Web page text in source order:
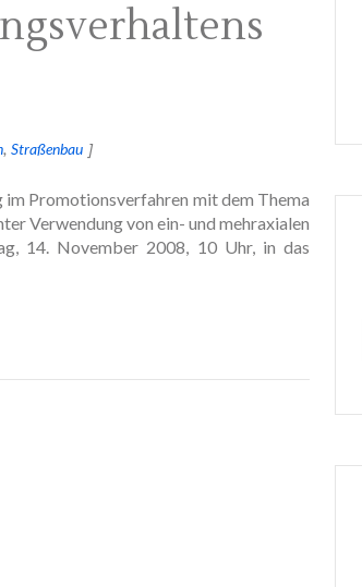
Straßenbau
Promotionsverfahren mit dem Thema
Verwendung von ein- und mehraxialen
14. November 2008, 10 Uhr, in das